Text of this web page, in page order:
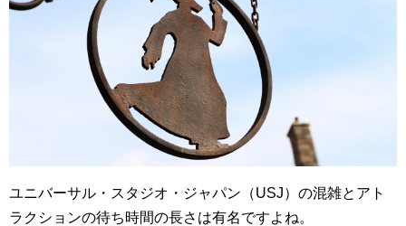
ユニバーサル・スタジオ・ジャパン（USJ）の混雑とアト
ラクションの待ち時間の長さは有名ですよね。